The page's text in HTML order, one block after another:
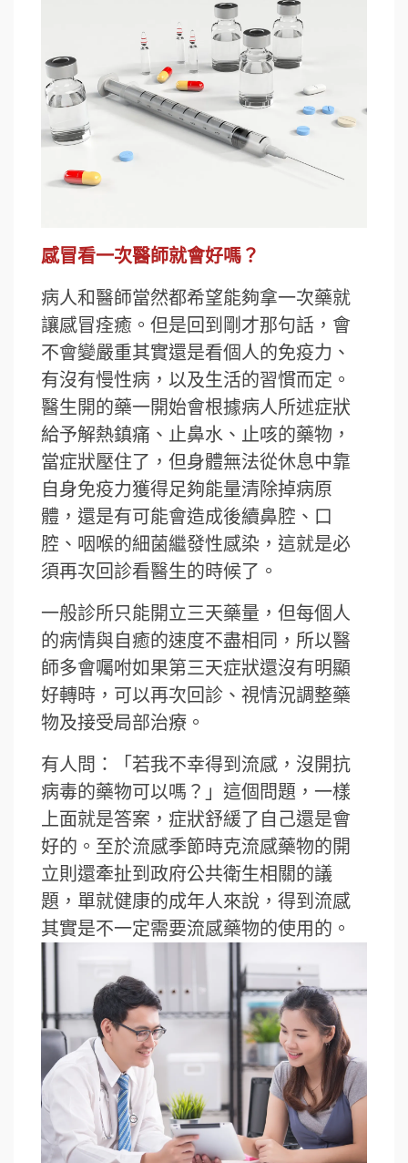
感冒看一次醫師就會好嗎？
病人和醫師當然都希望能夠拿一次藥就
讓感冒痊癒。但是回到剛才那句話，會
不會變嚴重其實還是看個人的免疫力、
有沒有慢性病，以及生活的習慣而定。
醫生開的藥一開始會根據病人所述症狀
給予解熱鎮痛、止鼻水、止咳的藥物，
當症狀壓住了，但身體無法從休息中靠
自身免疫力獲得足夠能量清除掉病原
體，還是有可能會造成後續鼻腔、口
腔、咽喉的細菌繼發性感染，這就是必
須再次回診看醫生的時候了。
一般診所只能開立三天藥量，但每個人
的病情與自癒的速度不盡相同，所以醫
師多會囑咐如果第三天症狀還沒有明顯
好轉時，可以再次回診、視情況調整藥
物及接受局部治療。
有人問：「若我不幸得到流感，沒開抗
病毒的藥物可以嗎？」這個問題，一樣
上面就是答案，症狀舒緩了自己還是會
好的。至於流感季節時克流感藥物的開
立則還牽扯到政府公共衛生相關的議
題，單就健康的成年人來說，得到流感
其實是不一定需要流感藥物的使用的。